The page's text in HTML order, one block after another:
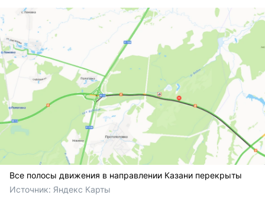
Все полосы движения в направлении Казани перекрыты
Источник: Яндекс Карты